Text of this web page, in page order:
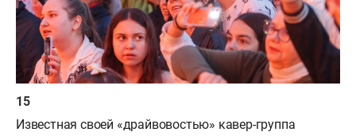
Известная своей «драйвовостью» кавер-группа